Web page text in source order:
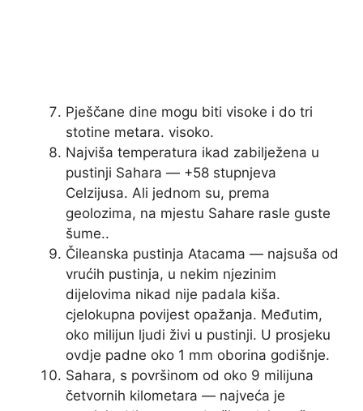
Pješčane dine mogu biti visoke i do tri
stotine metara. visoko.
Najviša temperatura ikad zabilježena u
pustinji Sahara — +58 stupnjeva
Celzijusa. Ali jednom su, prema
geolozima, na mjestu Sahare rasle guste
šume..
Čileanska pustinja Atacama — najsuša od
vrućih pustinja, u nekim njezinim
dijelovima nikad nije padala kiša.
cjelokupna povijest opažanja. Međutim,
oko milijun ljudi živi u pustinji. U prosjeku
ovdje padne oko 1 mm oborina godišnje.
Sahara, s površinom od oko 9 milijuna
četvornih kilometara — najveća je